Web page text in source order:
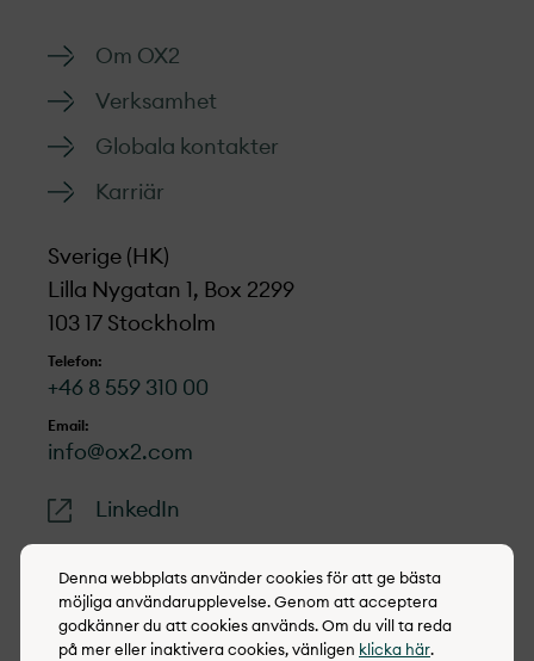
Om OX2
Verksamhet
Globala kontakter
Karriär
Sverige (HK)
Lilla Nygatan 1, Box 2299
103 17 Stockholm
Telefon:
+46 8 559 310 00
Email:
info@ox2.com
LinkedIn
© 2022-2026 OX2
Denna webbplats använder cookies för att ge bästa
möjliga användarupplevelse. Genom att acceptera
godkänner du att cookies används. Om du vill ta reda
på mer eller inaktivera cookies, vänligen klicka här.